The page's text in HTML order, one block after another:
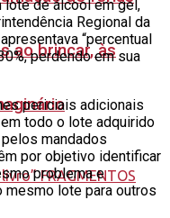
ao brincar, às
lote de álcool em gel,
Regional da
“percentual
perdendo em sua
periciais adicionais
todo o lote adquirido
mandados
por objetivo identificar
problema e
lote para outros